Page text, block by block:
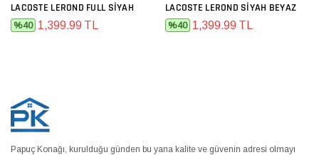
LACOSTE LEROND FULL SIYAH
%40 1,399.99 TL
LACOSTE LEROND SIYAH BEYAZ
%40 1,399.99 TL
Papuç Konağı, kurulduğu günden bu yana kalite ve güvenin adresi olmayı